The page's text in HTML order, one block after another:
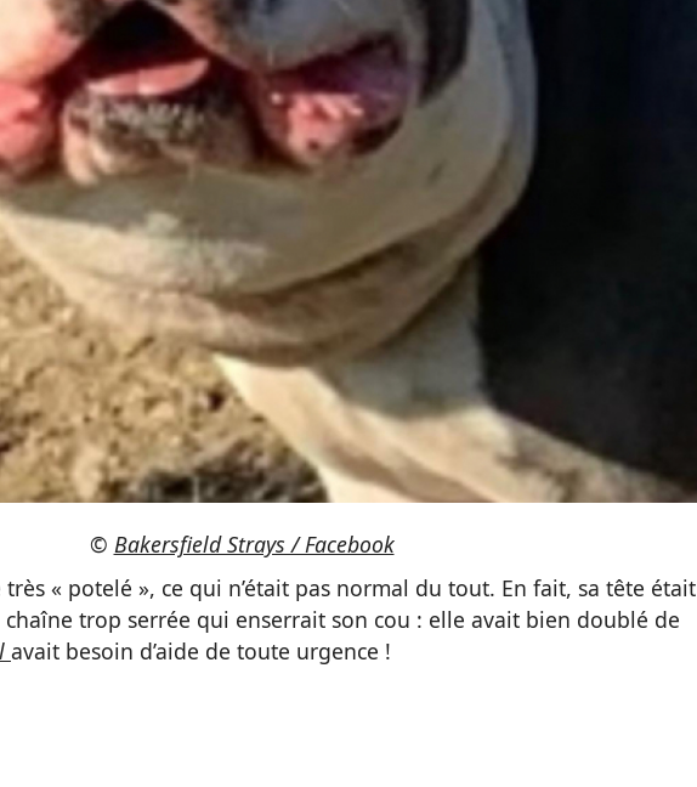
© Bakersfield Strays / Facebook
« potelé », ce qui n’était pas normal du tout. En fait, sa tête était
trop serrée qui enserrait son cou : elle avait bien doublé de
avait besoin d’aide de toute urgence !